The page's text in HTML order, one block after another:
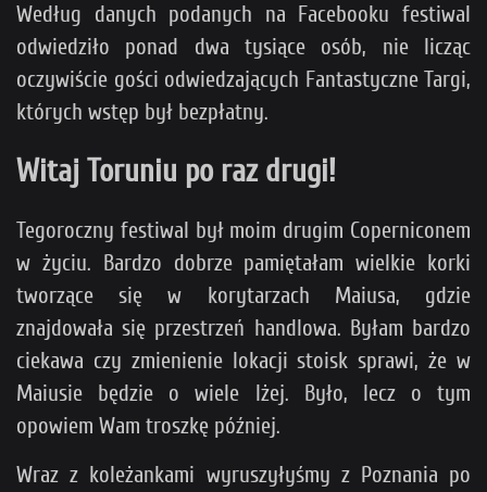
Według danych podanych na Facebooku festiwal
odwiedziło ponad dwa tysiące osób, nie licząc
oczywiście gości odwiedzających Fantastyczne Targi,
których wstęp był bezpłatny.
Witaj Toruniu po raz drugi!
Tegoroczny festiwal był moim drugim Coperniconem
w życiu. Bardzo dobrze pamiętałam wielkie korki
tworzące się w korytarzach Maiusa, gdzie
znajdowała się przestrzeń handlowa. Byłam bardzo
ciekawa czy zmienienie lokacji stoisk sprawi, że w
Maiusie będzie o wiele lżej. Było, lecz o tym
opowiem Wam troszkę później.
Wraz z koleżankami wyruszyłyśmy z Poznania po